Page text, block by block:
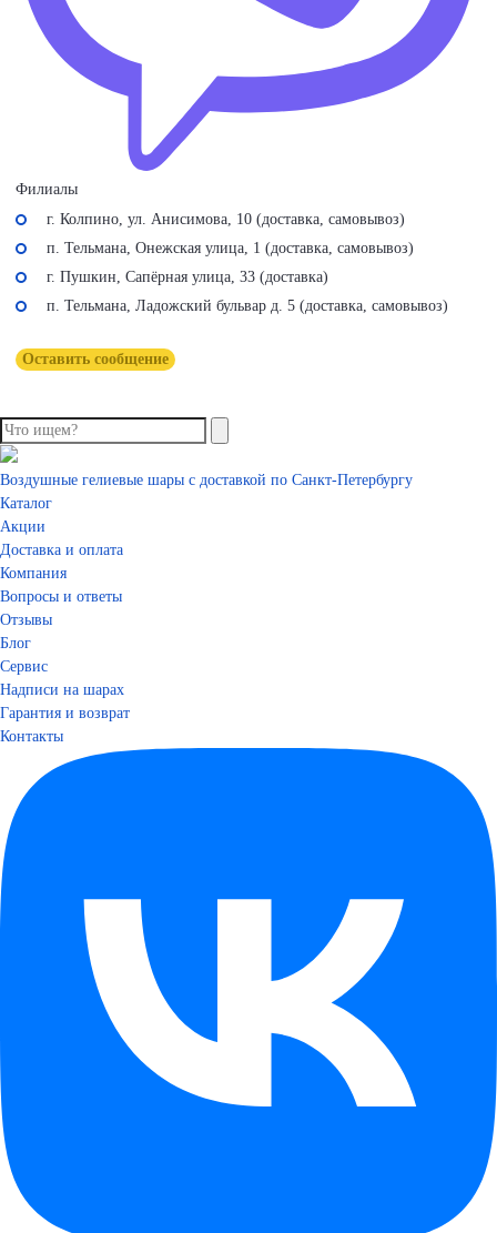
Филиалы
г. Колпино, ул. Анисимова, 10 (доставка, самовывоз)
п. Тельмана, Онежская улица, 1 (доставка, самовывоз)
г. Пушкин, Сапёрная улица, 33 (доставка)
п. Тельмана, Ладожский бульвар д. 5 (доставка, самовывоз)
Оставить сообщение
Воздушные гелиевые шары с доставкой по Санкт-Петербургу
Каталог
Акции
Доставка и оплата
Компания
Вопросы и ответы
Отзывы
Блог
Сервис
Надписи на шарах
Гарантия и возврат
Контакты